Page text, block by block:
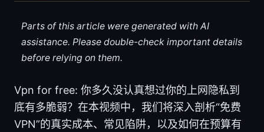
Parts of this article were generated with AI
assistance. Please double-check important details
before relying on them.
Vpn for free: 你多久没认真想过你的上网隐私到
底有多脆弱？在本视频中，我们将深入剖析“免费
VPN”的真实成本、常见陷阱，以及如何在预算有